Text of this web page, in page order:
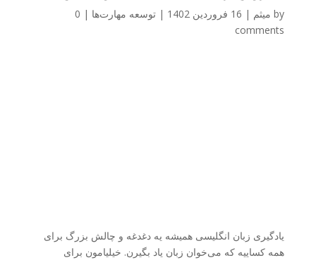
by میثم | 16 فروردین 1402 | توسعه مهارت‌ها |
0
comments
یادگیری زبان انگلیسی همیشه یه دغدغه و چالش بزرگ برای
همه کساییه که می‌خوان زبان یاد بگیرن. خیلیامون برای